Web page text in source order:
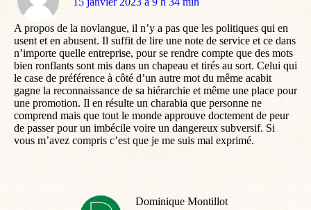
A propos de la novlangue, il n’y a pas que les politiques qui en
usent et en abusent. Il suffit de lire une note de service et ce dans
n’importe quelle entreprise, pour se rendre compte que des mots
bien ronflants sont mis dans un chapeau et tirés au sort. Celui qui
le case de préférence à côté d’un autre mot du même acabit
gagne la reconnaissance de sa hiérarchie et même une place pour
une promotion. Il en résulte un charabia que personne ne
comprend mais que tout le monde approuve doctement de peur
de passer pour un imbécile voire un dangereux subversif. Si
vous m’avez compris c’est que je me suis mal exprimé.
Dominique Montillot